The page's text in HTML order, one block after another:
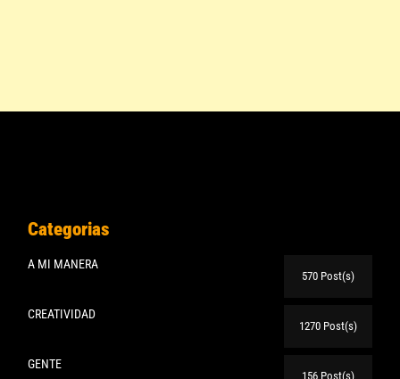
Categorias
A MI MANERA
570 Post(s)
CREATIVIDAD
1270 Post(s)
GENTE
156 Post(s)